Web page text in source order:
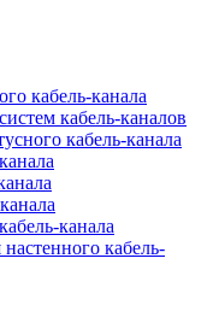
кабель-канала
кабель-каналов
кабель-канала
канала
кабель-